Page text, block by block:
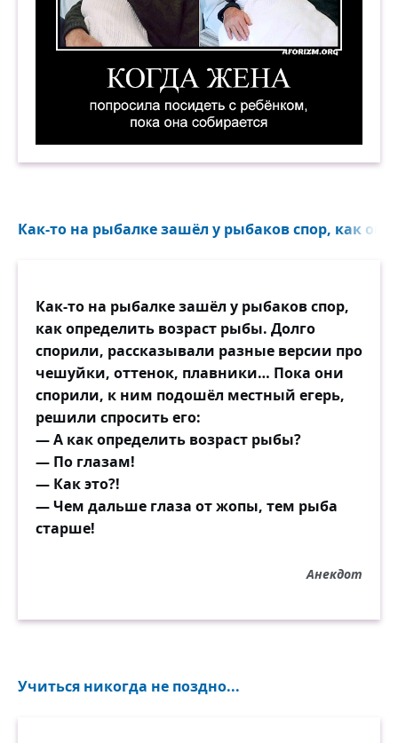
Когда жена попросила посидеть с ребёнком,
Как-то на рыбалке зашёл у рыбаков спор, как
Как-то на рыбалке зашёл у рыбаков спор,
как определить возраст рыбы. Долго
спорили, рассказывали разные версии про
чешуйки, оттенок, плавники… Пока они
спорили, к ним подошёл местный егерь,
решили спросить его:
— А как определить возраст рыбы?
— По глазам!
— Как это?!
— Чем дальше глаза от жопы, тем рыба
старше!
Анекдот
Учиться никогда не поздно...